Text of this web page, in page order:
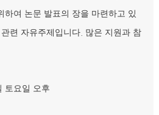
하여 논문 발표의 장을 마련하고 있
련 자유주제입니다 많은 지원과 참
토요일 오후